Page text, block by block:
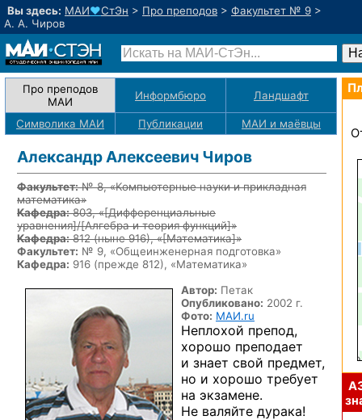
Вы здесь: МАИ♥СтЭн > Про преподов > Факультет № 9 >
А. А. Чиров
Про преподов
МАИ
Информбюро Ландшафт
Символика МАИ Публикации МАИ и маёвцы
Александр Алексеевич Чиров
Факультет:№ 8, «Компьютерные науки и прикладная
математика»
Кафедра:803, «[Дифференциальные
уравнения]/[Алгебра и теория функций]»
Кафедра:812(ныне 916), «[Математика]»
Факультет: № 9, «Общеинженерная подготовка»
Кафедра: 916 (прежде 812), «Математика»
Автор: Петак
Опубликовано: 2002 г.
Фото: МАИ.ru
Неплохой препод,
хорошо преподает
и знает свой предмет,
но и хорошо требует
на экзамене.
Не валяйте дурака!